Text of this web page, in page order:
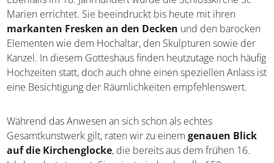
Ebenfalls im 18. Jahrhundert wurde die Schlosskirche St.
Marien errichtet. Sie beeindruckt bis heute mit ihren
markanten Fresken an den Decken und den
barocken Elementen wie dem Hochaltar, den Skulpturen
sowie der Kanzel. In diesem Gotteshaus finden
heutzutage noch häufig Hochzeiten statt, doch auch ohne
einen speziellen Anlass ist eine Besichtigung der
Während das Anwesen an sich schon als echtes
Gesamtkunstwerk gilt, raten wir zu einem
genauen Blick